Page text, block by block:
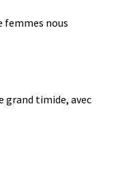
femmes nous
grand timide, avec